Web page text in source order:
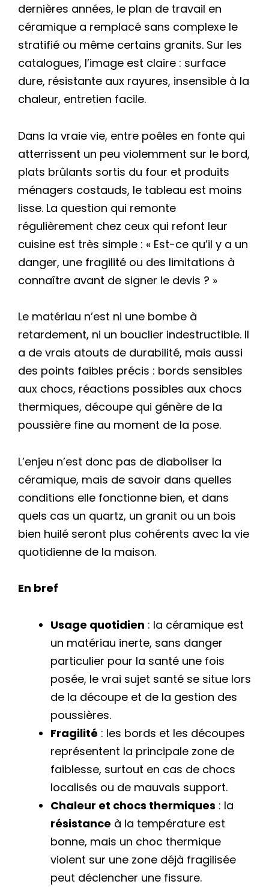
dernières années, le plan de travail en
céramique a remplacé sans complexe le
stratifié ou même certains granits. Sur les
catalogues, l’image est claire : surface
dure, résistante aux rayures, insensible à la
chaleur, entretien facile.
Dans la vraie vie, entre poêles en fonte qui
atterrissent un peu violemment sur le bord,
plats brûlants sortis du four et produits
ménagers costauds, le tableau est moins
lisse. La question qui remonte
régulièrement chez ceux qui refont leur
cuisine est très simple : « Est-ce qu’il y a un
danger, une fragilité ou des limitations à
connaître avant de signer le devis ? »
Le matériau n’est ni une bombe à
retardement, ni un bouclier indestructible. Il
a de vrais atouts de durabilité, mais aussi
des points faibles précis : bords sensibles
aux chocs, réactions possibles aux chocs
thermiques, découpe qui génère de la
poussière fine au moment de la pose.
L’enjeu n’est donc pas de diaboliser la
céramique, mais de savoir dans quelles
conditions elle fonctionne bien, et dans
quels cas un quartz, un granit ou un bois
bien huilé seront plus cohérents avec la vie
quotidienne de la maison.
En bref
Usage quotidien : la céramique est
un matériau inerte, sans danger
particulier pour la santé une fois
posée, le vrai sujet santé se situe lors
de la découpe et de la gestion des
poussières.
Fragilité : les bords et les découpes
représentent la principale zone de
faiblesse, surtout en cas de chocs
localisés ou de mauvais support.
Chaleur et chocs thermiques : la
résistance à la température est
bonne, mais un choc thermique
violent sur une zone déjà fragilisée
peut déclencher une fissure.